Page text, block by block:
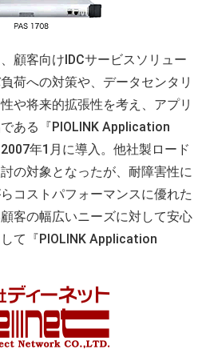
顧客向けIDCサービスソリュー
荷への対策や、データセンタリ
や将来的拡張性を考え、アプリ
ある『PIOLINK Application
年1月に導入。他社製ロード
の対象となったが、耐障害性に
コストパフォーマンスに優れた
客の幅広いニーズに対して安心
て『PIOLINK Application